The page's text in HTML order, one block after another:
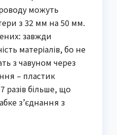
можуть
з 32 мм на 50 мм.
завжди
матеріалів, бо не
з чавуном через
– пластик
разів більше, що
з’єднання з